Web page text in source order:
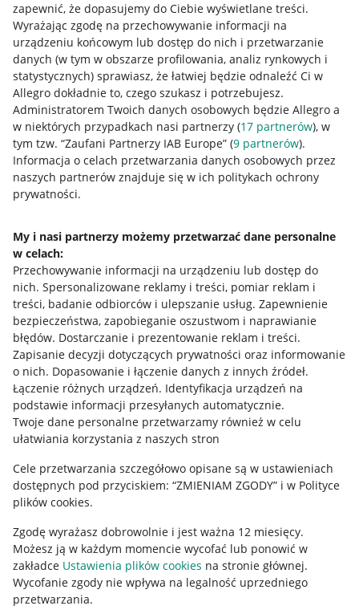
zapewnić, że dopasujemy do Ciebie wyświetlane treści.
Wyrażając zgodę na przechowywanie informacji na
urządzeniu końcowym lub dostęp do nich i przetwarzanie
danych (w tym w obszarze profilowania, analiz rynkowych i
statystycznych) sprawiasz, że łatwiej będzie odnaleźć Ci w
Allegro dokładnie to, czego szukasz i potrzebujesz.
Administratorem Twoich danych osobowych będzie Allegro a
w niektórych przypadkach nasi partnerzy (17 partnerów), w
tym tzw. “Zaufani Partnerzy IAB Europe” (9 partnerów).
Informacja o celach przetwarzania danych osobowych przez
naszych partnerów znajduje się w ich politykach ochrony
prywatności.
My i nasi partnerzy możemy przetwarzać dane personalne
w celach:
Przechowywanie informacji na urządzeniu lub dostęp do
nich. Spersonalizowane reklamy i treści, pomiar reklam i
treści, badanie odbiorców i ulepszanie usług. Zapewnienie
bezpieczeństwa, zapobieganie oszustwom i naprawianie
błędów. Dostarczanie i prezentowanie reklam i treści.
Zapisanie decyzji dotyczących prywatności oraz informowanie
o nich. Dopasowanie i łączenie danych z innych źródeł.
Łączenie różnych urządzeń. Identyfikacja urządzeń na
podstawie informacji przesyłanych automatycznie.
Twoje dane personalne przetwarzamy również w celu
ułatwiania korzystania z naszych stron
Cele przetwarzania szczegółowo opisane są w ustawieniach
dostępnych pod przyciskiem: “ZMIENIAM ZGODY” i w Polityce
plików cookies.
Zgodę wyrażasz dobrowolnie i jest ważna 12 miesięcy.
Możesz ją w każdym momencie wycofać lub ponowić w
zakładce Ustawienia plików cookies na stronie głównej.
Wycofanie zgody nie wpływa na legalność uprzedniego
przetwarzania.
Przydatne informacje
Jak to działa
Allegro Gadane dla sprzedających
Allegro Gadane dla kupujących
Mapa miejscowości
Informacje prawne
Regulamin
Polityka plików "cookies"
Ustawienia plików "cookies"
Udostępnianie lokalizacji
Informacje dla Aktu o Usługach Cyfrowych
Pobierz aplikację